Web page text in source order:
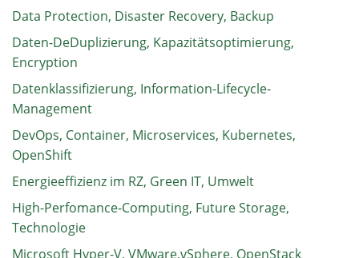
Data Protection, Disaster Recovery, Backup
Daten-DeDuplizierung, Kapazitätsoptimierung,
Encryption
Datenklassifizierung, Information-Lifecycle-
Management
DevOps, Container, Microservices, Kubernetes,
OpenShift
Energieeffizienz im RZ, Green IT, Umwelt
High-Perfomance-Computing, Future Storage,
Technologie
Microsoft Hyper-V, VMware,vSphere, OpenStack